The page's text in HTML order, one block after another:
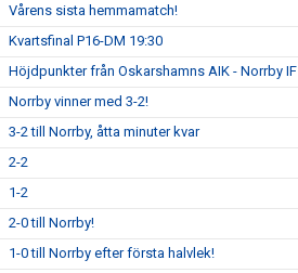
Vårens sista hemmamatch!
Kvartsfinal P16-DM 19:30
Höjdpunkter från Oskarshamns AIK - Norrby IF
Norrby vinner med 3-2!
3-2 till Norrby, åtta minuter kvar
2-2
1-2
2-0 till Norrby!
1-0 till Norrby efter första halvlek!